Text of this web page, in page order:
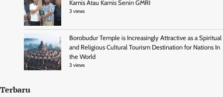
Kamis Atau Kamis Senin GMRI
3 views
Borobudur Temple is Increasingly Attractive as a Spiritual
and Religious Cultural Tourism Destination for Nations In
the World
3 views
Terbaru